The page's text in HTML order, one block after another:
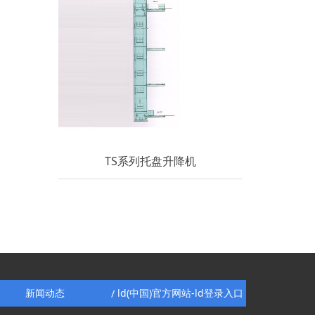
TS系列托盘升降机
新闻动态 / ld(中国)官方网站-ld登录入口